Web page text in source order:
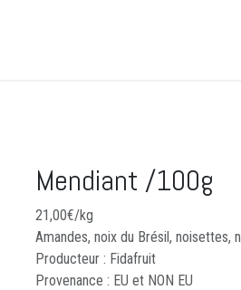
​Mendiant /100g
21,00€/kg
Amandes, noix du Brésil, noisettes,
Producteur : Fidafruit
Provenance : EU et NON EU